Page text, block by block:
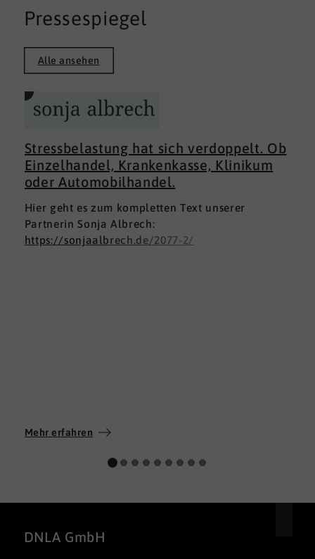
Pressespiegel
Alle ansehen
Stressbelastung hat sich verdoppelt. Ob
Einzelhandel, Krankenkasse, Klinikum
oder Automobilhandel.
Hier geht es zum kompletten Text unserer
Partnerin Sonja Albrech:
https://sonjaalbrech.de/2077-2/
Mehr erfahren
DNLA GmbH